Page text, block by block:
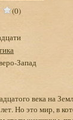
(0)
Запад
века на
Но это мир, в